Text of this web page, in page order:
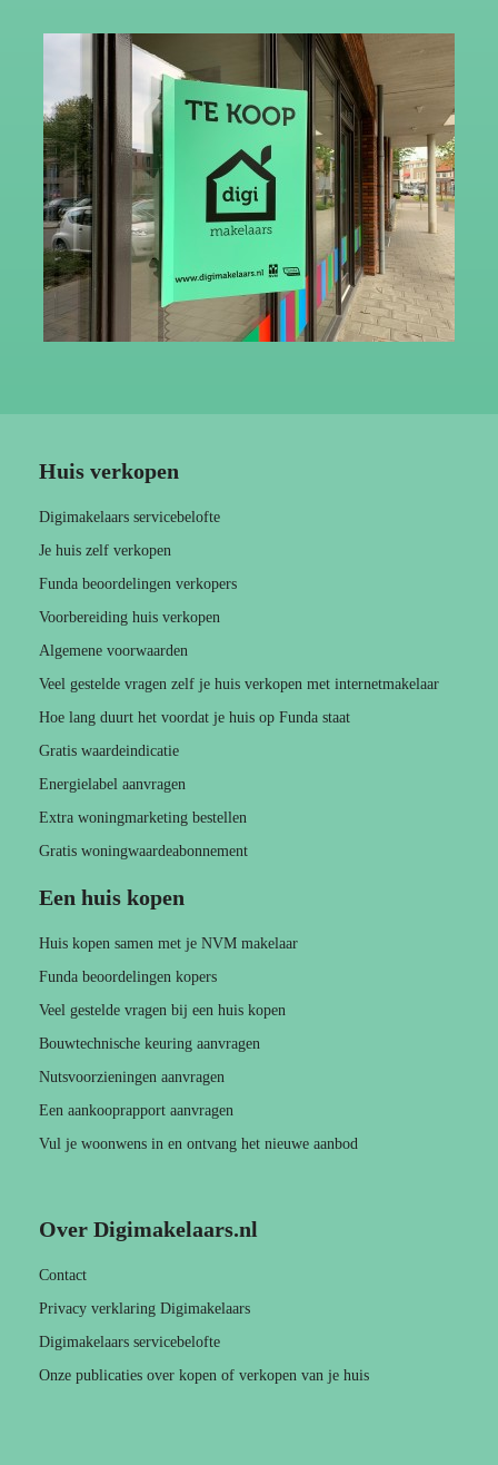
Huis verkopen
Digimakelaars servicebelofte
Je huis zelf verkopen
Funda beoordelingen verkopers
Voorbereiding huis verkopen
Algemene voorwaarden
Veel gestelde vragen zelf je huis verkopen met internetmakelaar
Hoe lang duurt het voordat je huis op Funda staat
Gratis waardeindicatie
Energielabel aanvragen
Extra woningmarketing bestellen
Gratis woningwaardeabonnement
Een huis kopen
Huis kopen samen met je NVM makelaar
Funda beoordelingen kopers
Veel gestelde vragen bij een huis kopen
Bouwtechnische keuring aanvragen
Nutsvoorzieningen aanvragen
Een aankooprapport aanvragen
Vul je woonwens in en ontvang het nieuwe aanbod
Over Digimakelaars.nl
Contact
Privacy verklaring Digimakelaars
Digimakelaars servicebelofte
Onze publicaties over kopen of verkopen van je huis